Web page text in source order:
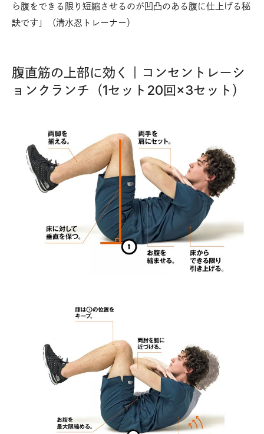
ら腹をできる限り短縮させるのが凹凸のある腹に仕上げる秘
訣です」（清水忍トレーナー）
腹直筋の上部に効く｜コンセントレーシ
ョンクランチ（1セット20回×3セット）